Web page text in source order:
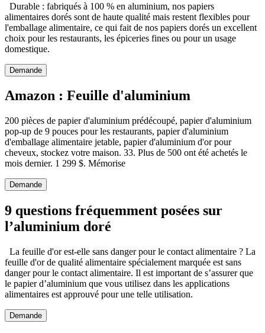
Durable : fabriqués à 100 % en aluminium, nos papiers
alimentaires dorés sont de haute qualité mais restent flexibles pour
l'emballage alimentaire, ce qui fait de nos papiers dorés un excellent
choix pour les restaurants, les épiceries fines ou pour un usage
domestique.
Demande
Amazon : Feuille d'aluminium
200 pièces de papier d'aluminium prédécoupé, papier d'aluminium
pop-up de 9 pouces pour les restaurants, papier d'aluminium
d'emballage alimentaire jetable, papier d'aluminium d'or pour
cheveux, stockez votre maison. 33. Plus de 500 ont été achetés le
mois dernier. 1 299 $. Mémorise
Demande
9 questions fréquemment posées sur
l’aluminium doré
La feuille d'or est-elle sans danger pour le contact alimentaire ? La
feuille d'or de qualité alimentaire spécialement marquée est sans
danger pour le contact alimentaire. Il est important de s’assurer que
le papier d’aluminium que vous utilisez dans les applications
alimentaires est approuvé pour une telle utilisation.
Demande